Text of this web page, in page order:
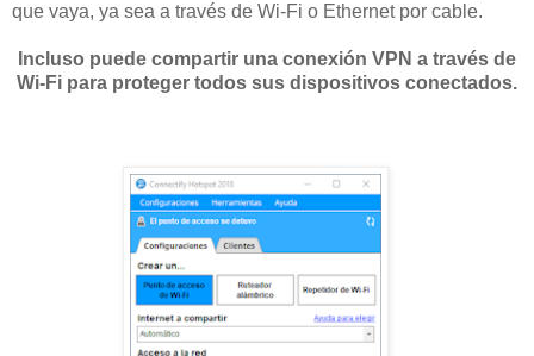
que vaya, ya sea a través de Wi-Fi o Ethernet por cable.
Incluso puede compartir una conexión VPN a través de
Wi-Fi para proteger todos sus dispositivos conectados.